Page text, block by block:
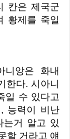
칸은 제국군
황제를 죽일
니앙은 화내
한다. 시아니
일 수 있다고
능력이 비난
거 알고 있
할 거라고 얘